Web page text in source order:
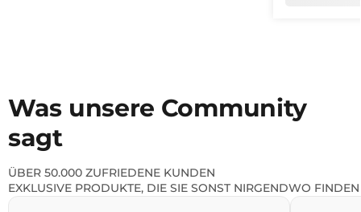
Was unsere Community
sagt
ÜBER 50.000 ZUFRIEDENE KUNDEN
EXKLUSIVE PRODUKTE, DIE SIE SONST NIRGENDWO FINDEN